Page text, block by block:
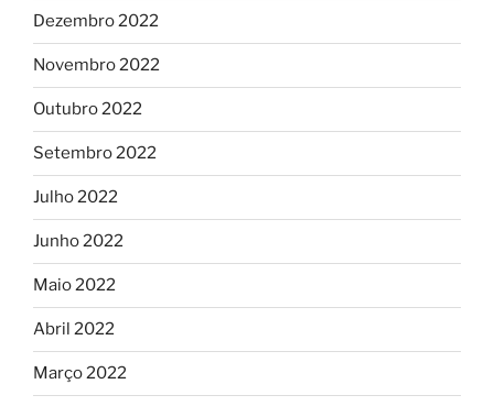
Dezembro 2022
Novembro 2022
Outubro 2022
Setembro 2022
Julho 2022
Junho 2022
Maio 2022
Abril 2022
Março 2022